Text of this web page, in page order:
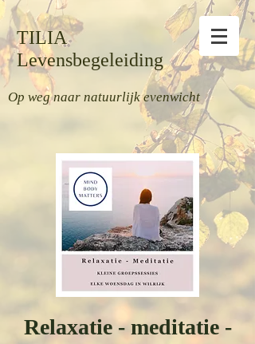
TILIA
Levensbegeleiding
Op weg naar natuurlijk evenwicht
Relaxatie - meditatie -